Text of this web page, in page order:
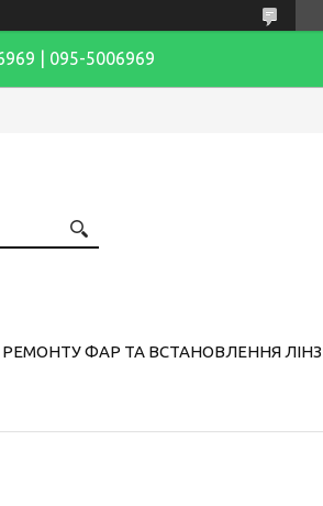
| 095-5006969
ФАР ТА ВСТАНОВЛЕННЯ ЛІНЗ